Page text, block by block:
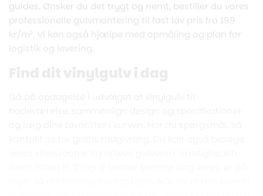
guides. Ønsker du det trygt og nemt, bestiller du vores
professionelle gulvmontering til fast lav pris fra 199
kr/m². Vi kan også hjælpe med opmåling og plan for
logistik og levering.